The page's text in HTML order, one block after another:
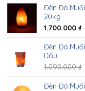
Đèn Đá
20kg
1.700.000 ₫
Đèn Đá
Dầu
1.090.000₫
Đèn Đá